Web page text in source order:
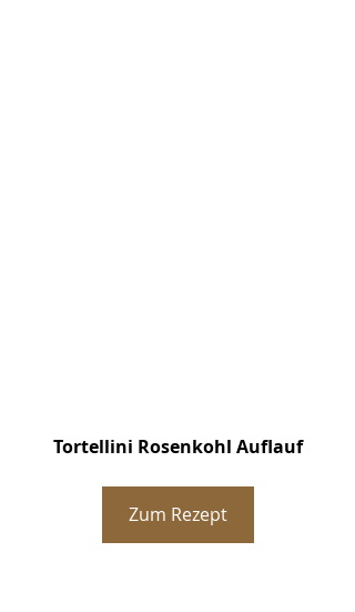
Tortellini Rosenkohl Auflauf
Zum Rezept